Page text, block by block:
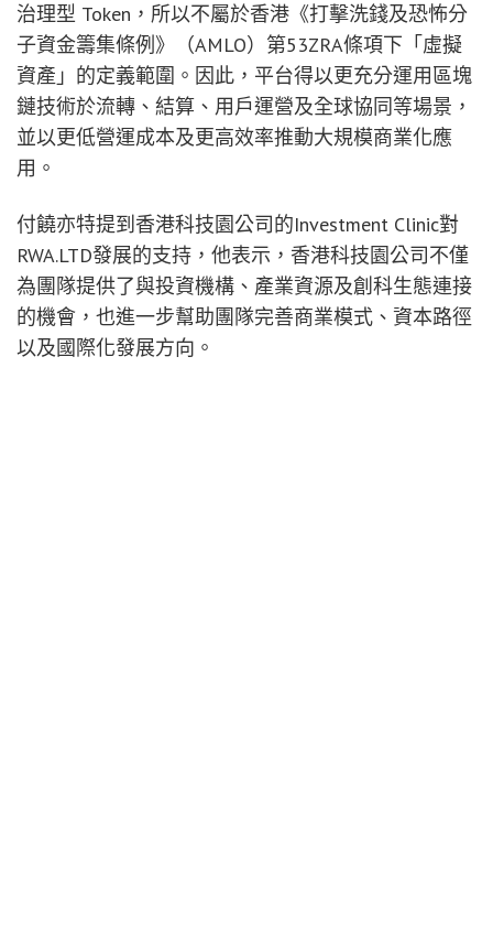
治理型 Token，所以不屬於香港《打擊洗錢及恐怖分
子資金籌集條例》（AMLO）第53ZRA條項下「虛擬
資產」的定義範圍。因此，平台得以更充分運用區塊
鏈技術於流轉、結算、用戶運營及全球協同等場景，
並以更低營運成本及更高效率推動大規模商業化應
用。
付饒亦特提到香港科技園公司的Investment Clinic對
RWA.LTD發展的支持，他表示，香港科技園公司不僅
為團隊提供了與投資機構、產業資源及創科生態連接
的機會，也進一步幫助團隊完善商業模式、資本路徑
以及國際化發展方向。